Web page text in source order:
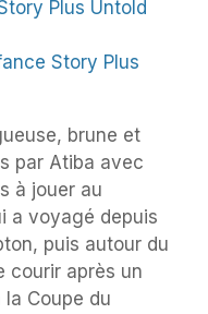
Story Plus
brune et
par Atiba avec
à jouer au
a voyagé depuis
puis autour du
courir après un
Coupe du